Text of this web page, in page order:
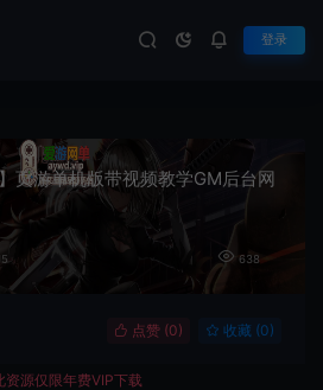
登录
页游单机版带视频教学GM后台网
638
点赞 (0) 收藏 (0)
资源仅限年费VIP下载